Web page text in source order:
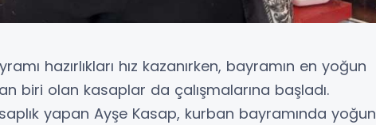
hazırlıkları hız kazanırken, bayramın en yoğun
biri olan kasaplar da çalışmalarına başladı.
yapan Ayşe Kasap, kurban bayramında yoğun